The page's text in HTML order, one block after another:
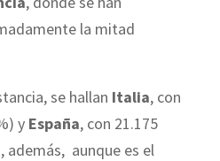
la mitad
se hallan Italia, con
y España, con 21.175
además, aunque es el